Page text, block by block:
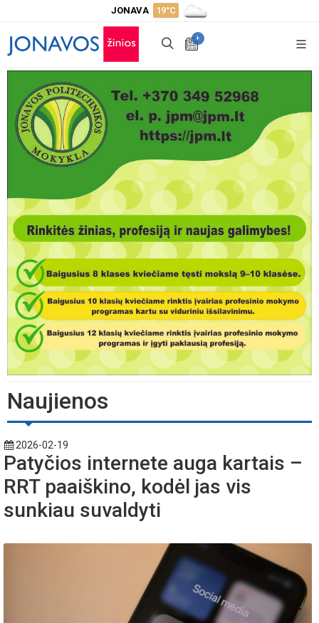
JONAVA 19°C
+
Naujienos
2026-02-19
Patyčios internete auga kartais –
RRT paaiškino, kodėl jas vis
sunkiau suvaldyti